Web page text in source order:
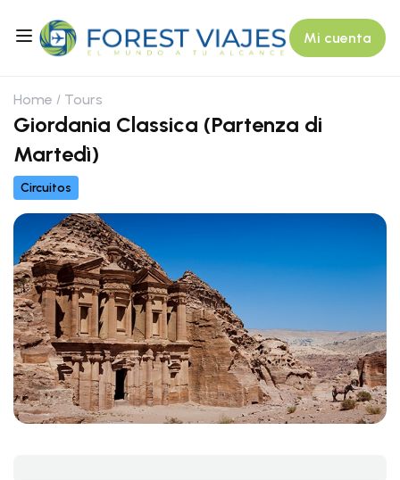
Mi cuenta
Home Tours
Giordania Classica (Partenza di
Martedì)
Circuitos